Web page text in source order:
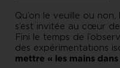
Qu’on le veuille ou
s’est invitée au cœur
Fini le temps de
des expérimentations
mettre « les mains dans